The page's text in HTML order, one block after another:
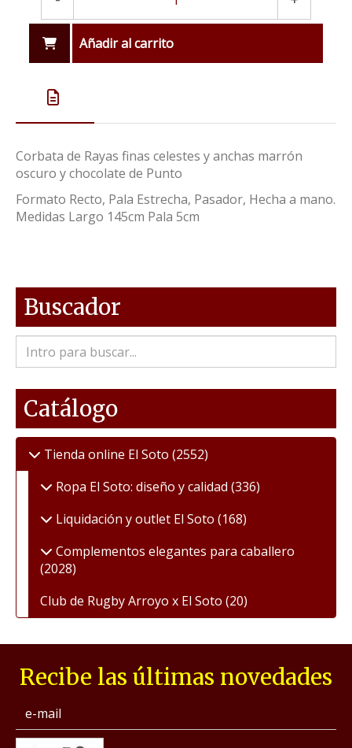
Añadir al carrito
Corbata de Rayas finas celestes y anchas marrón
oscuro y chocolate de Punto
Formato Recto, Pala Estrecha, Pasador, Hecha a mano.
Medidas Largo 145cm Pala 5cm
Buscador
Catálogo
Tienda online El Soto (2552)
Ropa El Soto: diseño y calidad (336)
Liquidación y outlet El Soto (168)
Complementos elegantes para caballero
(2028)
Club de Rugby Arroyo x El Soto (20)
Recibe las últimas novedades